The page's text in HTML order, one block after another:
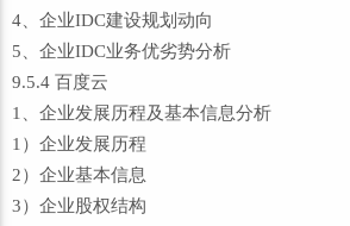
4、企业IDC建设规划动向
5、企业IDC业务优劣势分析
9.5.4 百度云
1、企业发展历程及基本信息分析
1）企业发展历程
2）企业基本信息
3）企业股权结构